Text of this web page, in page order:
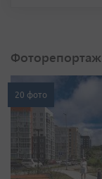
Фоторепортаж
20 фото